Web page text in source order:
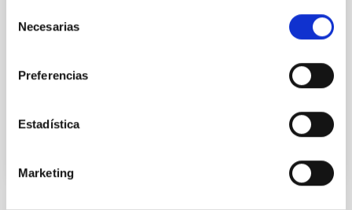
Necesarias
Preferencias
Estadística
Marketing
Simulations ), una colaboración que reúne a
especialistas en cosmología, simulaciones numéricas
la